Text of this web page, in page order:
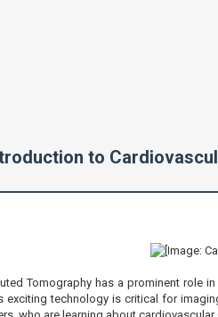
to
Tomography has a prominent role
exciting technology is critical for